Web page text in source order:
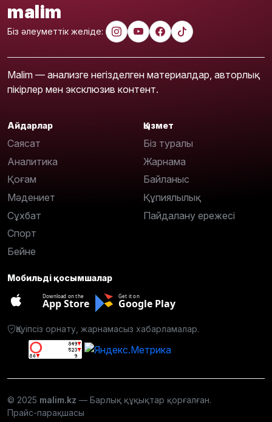
malim
Біз әлеуметтік желіде:
Malim — анализге негізделген материалдар, авторлық
пікірлер мен эксклюзив контент.
Айдарлар
Саясат
Аналитика
Қоғам
Мәдениет
Сұхбат
Спорт
Бейне
Қызмет
Біз туралы
Жарнама
Байланыс
Құпиялылық
Пайдалану ережесі
Мобильді қосымшалар
Download on the
App Store
Get it on
Google Play
Қауіпсіз орнату, жарнамасыз хабарламалар.
© 2025 malim.kz — Барлық құқықтар қорғалған.
Прайс-парақшасы